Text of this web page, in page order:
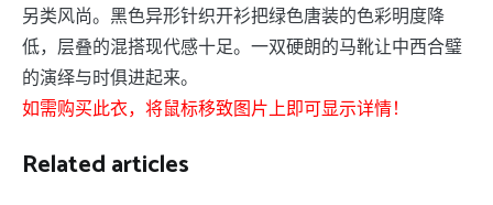
另类风尚。黑色异形针织开衫把绿色唐装的色彩明度降
低，层叠的混搭现代感十足。一双硬朗的马靴让中西合璧
的演绎与时俱进起来。
如需购买此衣，将鼠标移致图片上即可显示详情！
Related articles